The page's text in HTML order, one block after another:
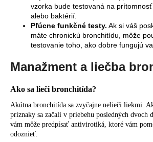
vzorka bude testovaná na
alebo baktérií.
Pľúcne funkčné testy. Ak si váš
máte chronickú bronchitídu, môže
testovanie toho, ako dobre fungujú
Manažment a liečba
Ako sa lieči bronchitída?
Akútna bronchitída sa zvyčajne nelieči liekmi.
príznaky sa začali v priebehu posledných dvoch
vám môže predpísať antivirotiká, ktoré vám
odoznieť.